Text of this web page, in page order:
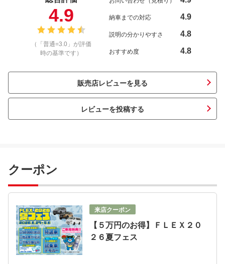
4.9
（「普通=3.0」が評価
時の基準です）
納車までの対応 4.9
説明の分かりやすさ 4.8
おすすめ度 4.8
販売店レビューを見る
レビューを投稿する
クーポン
来店クーポン
【５万円のお得】ＦＬＥＸ２０
２６夏フェス